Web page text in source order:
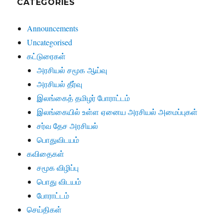
CATEGORIES
Announcements
Uncategorised
கட்டுரைகள்
அரசியல் சமூக ஆய்வு
அரசியல் தீர்வு
இலங்கைத் தமிழர் போராட்டம்
இலங்கையில் உள்ள ஏனைய அரசியல் அமைப்புகள்
சர்வ தேச அரசியல்
பொதுவிடயம்
கவிதைகள்
சமூக விழிப்பு
பொது விடயம்
போராட்டம்
செய்திகள்